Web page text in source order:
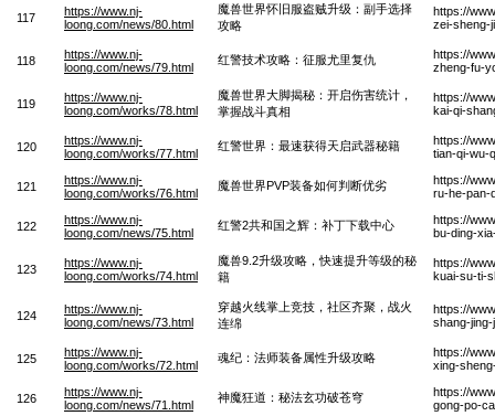
117
https://www.nj-
loong.com/news/80.html
魔兽世界怀旧服盗贼升级：副手选择
攻略
https://
zei-sheng-
118
https://www.nj-
loong.com/news/79.html
红警技术攻略：征服尤里复仇
https://
zheng-fu-
119
https://www.nj-
loong.com/works/78.html
魔兽世界大脚揭秘：开启伤害统计，
掌握战斗真相
https://
kai-qi-
120
https://www.nj-
loong.com/works/77.html
红警世界：最速获得天启武器秘籍
https://
tian-qi-wu-
121
https://www.nj-
loong.com/works/76.html
魔兽世界PVP装备如何判断优劣
https://
ru-he-pan-
122
https://www.nj-
loong.com/news/75.html
红警2共和国之辉：补丁下载中心
https://
bu-ding-
123
https://www.nj-
loong.com/works/74.html
魔兽9.2升级攻略，快速提升等级的秘
籍
https://
kuai-su-ti-
124
https://www.nj-
loong.com/news/73.html
穿越火线掌上竞技，社区齐聚，战火
连绵
https://
shang-
125
https://www.nj-
loong.com/works/72.html
魂纪：法师装备属性升级攻略
https://
xing-
126
https://www.nj-
loong.com/news/71.html
神魔狂道：秘法玄功破苍穹
https://
gong-po-